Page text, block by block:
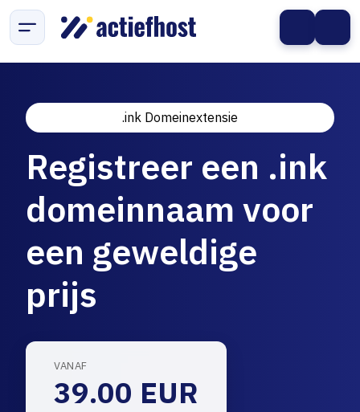
.ink Domeinextensie
Registreer een .ink
domeinnaam voor
een geweldige
prijs
VANAF
39.00 EUR